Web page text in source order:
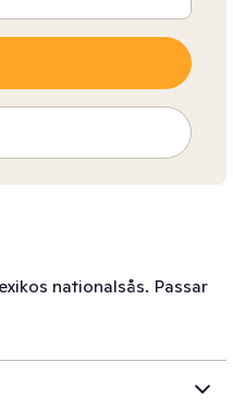
nationalsås. Passar